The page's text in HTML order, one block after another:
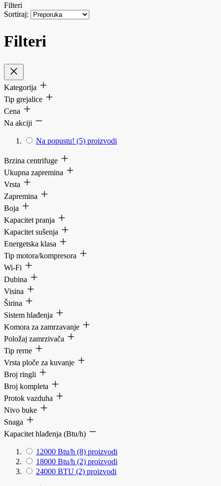
Filteri
Sortiraj:
Filteri
Kategorija
Tip grejalice
Cena
Na akciji
Na popustu! (5) proizvodi
Brzina centrifuge
Ukupna zapremina
Vrsta
Zapremina
Boja
Kapacitet pranja
Kapacitet sušenja
Energetska klasa
Tip motora/kompresora
Wi-Fi
Dubina
Visina
Širina
Sistem hlađenja
Komora za zamrzavanje
Položaj zamrzivača
Tip rerne
Vrsta ploče za kuvanje
Broj ringli
Broj kompleta
Protok vazduha
Nivo buke
Snaga
Kapacitet hlađenja (Btu/h)
12000 Btu/h (8) proizvodi
18000 Btu/h (2) proizvodi
24000 BTU (2) proizvodi